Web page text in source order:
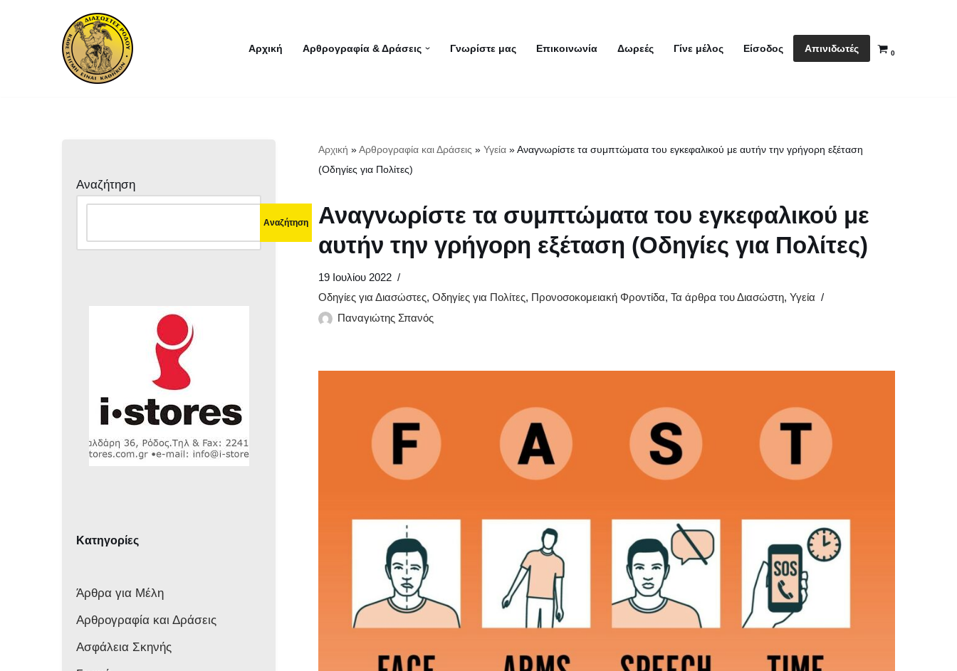
Μεταπηδήστε
περιεχόμενο
Αρχική Αρθρογραφία & Δράσεις Γνωρίστε μας Επικοινωνία Δωρεές Γίνε μέλος Είσοδος Απινιδωτές 0
Αναζήτηση
Αναζήτηση
Κατηγορίες
Άρθρα για Μέλη
Αρθρογραφία και Δράσεις
Ασφάλεια Σκηνής
Αρχική »Αρθρογραφία και Δράσεις » Υγεία »Αναγνωρίστε τα συμπτώματα του εγκεφαλικού με αυτήν την γρήγορη εξέταση
(Οδηγίες για Πολίτες)
Αναγνωρίστε τα συμπτώματα του εγκεφαλικού με
αυτήν την γρήγορη εξέταση (Οδηγίες για Πολίτες)
19 Ιουλίου 2022
Οδηγίες για Διασώστες, Οδηγίες για Πολίτες, Προνοσοκομειακή Φροντίδα, Τα άρθρα του Διασώστη, Υγεία
Παναγιώτης Σπανός